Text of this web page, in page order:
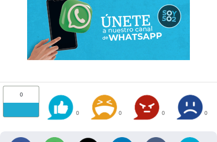
0
0 0 0 0